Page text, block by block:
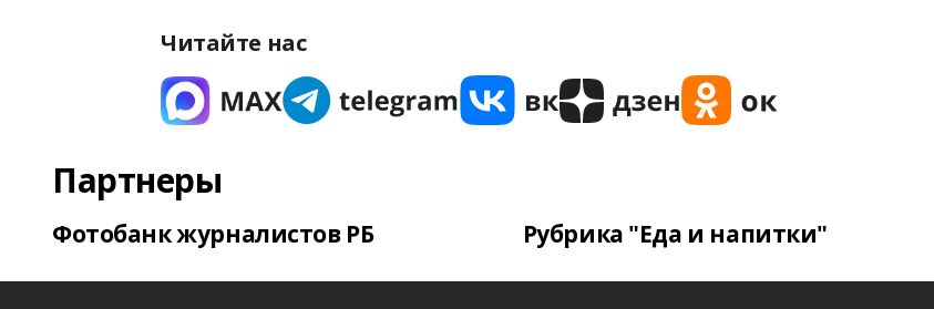
Читайте нас
Партнеры
Фотобанк журналистов РБ Рубрика "Еда и напитки"